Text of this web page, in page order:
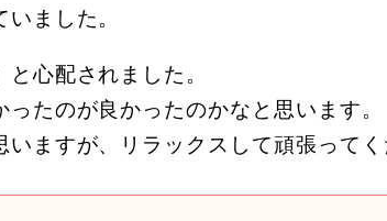
ました。
心配されました。
たのが良かったのかなと思います。
ますが、リラックスして頑張ってく